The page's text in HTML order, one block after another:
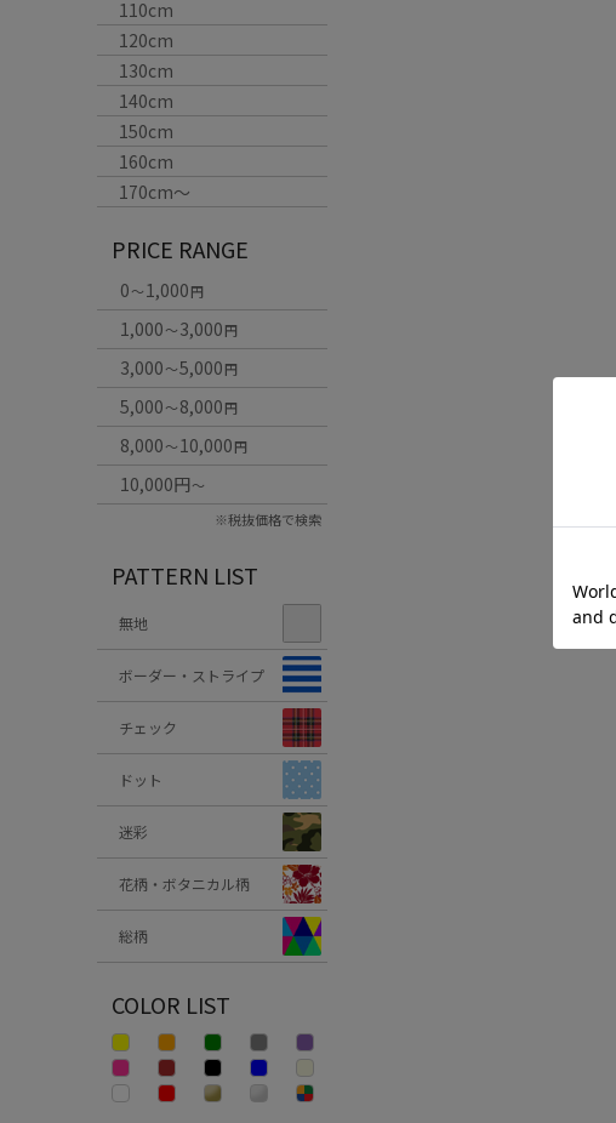
110cm
120cm
130cm
140cm
150cm
160cm
170cm〜
PRICE RANGE
0～1,000円
1,000～3,000円
3,000～5,000円
5,000～8,000円
8,000～10,000円
10,000円～
※税抜価格で検索
PATTERN LIST
無地
ボーダー・ストライプ
チェック
ドット
迷彩
花柄・ボタニカル柄
総柄
COLOR LIST